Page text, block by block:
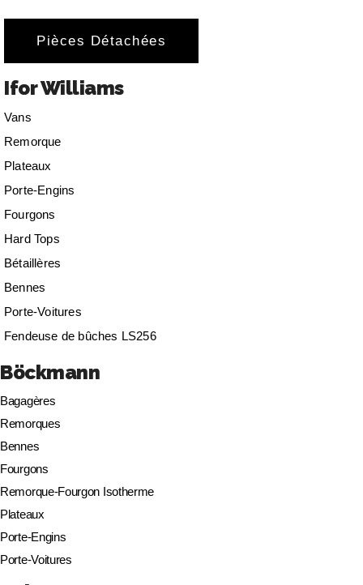
Pièces Détachées
Ifor Williams
Vans
Remorque
Plateaux
Porte-Engins
Fourgons
Hard Tops
Bétaillères
Bennes
Porte-Voitures
Fendeuse de bûches LS256
Böckmann
Bagagères
Remorques
Bennes
Fourgons
Remorque-Fourgon Isotherme
Plateaux
Porte-Engins
Porte-Voitures